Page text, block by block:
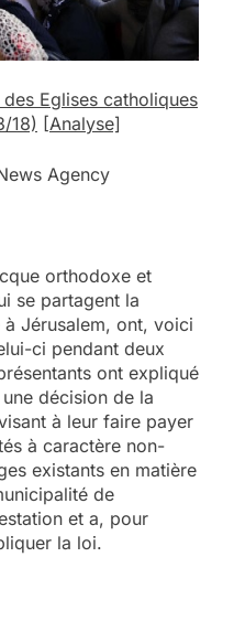
Eglises catholiques
18) [Analyse]
Agency
orthodoxe et
se partagent la
Jérusalem, ont, voici
ci pendant deux
ont expliqué
décision de la
à leur faire payer
à caractère non-
existants en matière
de
et a, pour
la loi.